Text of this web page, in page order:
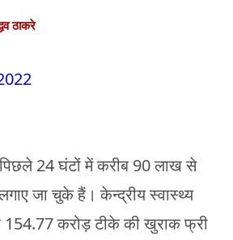
ठाकरे
24 घंटों में करीब 90 लाख से
जा चुके हैं। केन्द्रीय स्वास्थ्य
154.77 करोड़ टीके की खुराक फ्री